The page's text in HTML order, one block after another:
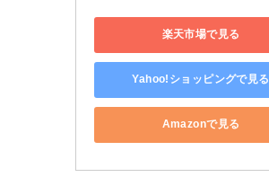
楽天市場で見る
Yahoo!ショッピングで見る
Amazonで見る